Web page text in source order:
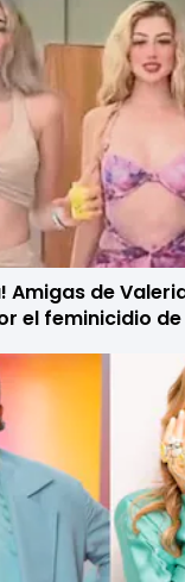
Amigas de
el feminicidio